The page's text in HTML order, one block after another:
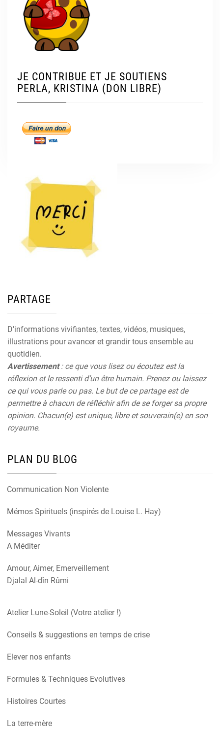
JE CONTRIBUE ET JE SOUTIENS
PERLA, KRISTINA (DON LIBRE)
PARTAGE
D’informations vivifiantes, textes, vidéos, musiques,
illustrations pour avancer et grandir tous ensemble au
quotidien.
Avertissement: ce que vous lisez ou écoutez est la
réflexion et le ressenti d’un être humain. Prenez ou laissez
ce qui vous parle ou pas. Le but de ce partage est de
permettre à chacun de réfléchir afin de se forger sa propre
opinion. Chacun(e) est unique, libre et souverain(e) en son
royaume.
PLAN DU BLOG
Communication Non Violente
Mémos Spirituels (inspirés de Louise L. Hay)
Messages Vivants
A Méditer
Amour, Aimer, Emerveillement
Djalal Al-dîn Rûmi
Atelier Lune-Soleil (Votre atelier !)
Conseils & suggestions en temps de crise
Elever nos enfants
Formules & Techniques Evolutives
Histoires Courtes
La terre-mère